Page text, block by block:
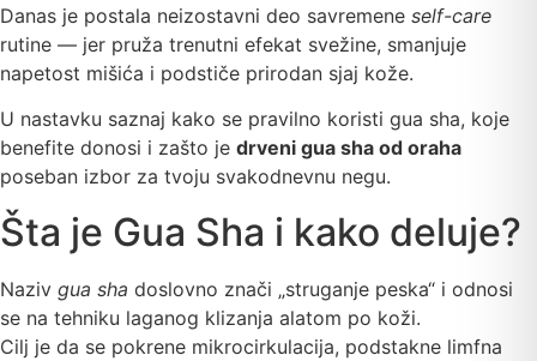
Danas je postala neizostavni deo savremene self-care
rutine — jer pruža trenutni efekat svežine, smanjuje
napetost mišića i podstiče prirodan sjaj kože.
U nastavku saznaj kako se pravilno koristi gua sha, koje
benefite donosi i zašto je drveni gua sha od oraha
poseban izbor za tvoju svakodnevnu negu.
Šta je Gua Sha i kako deluje?
Naziv gua sha doslovno znači „struganje peska“ i odnosi
se na tehniku laganog klizanja alatom po koži.
Cilj je da se pokrene mikrocirkulacija, podstakne limfna